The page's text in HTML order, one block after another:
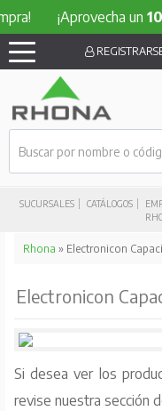
¡Aprovecha un
SUCURSALES CATÁLOGOS
Rhona » Electronicon
Electronicon
Si desea ver los
revise nuestra sección